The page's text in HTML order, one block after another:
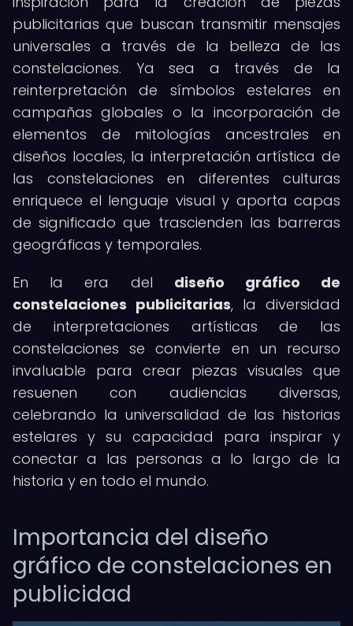
publicitarias que buscan transmitir mensajes
universales a través de la belleza de las
constelaciones. Ya sea a través de la
reinterpretación de símbolos estelares en
campañas globales o la incorporación de
elementos de mitologías ancestrales en
diseños locales, la interpretación artística de
las constelaciones en diferentes culturas
enriquece el lenguaje visual y aporta capas
de significado que trascienden las barreras
geográficas y temporales.
En la era del diseño gráfico de
constelaciones publicitarias, la diversidad
de interpretaciones artísticas de las
constelaciones se convierte en un recurso
invaluable para crear piezas visuales que
resuenen con audiencias diversas,
celebrando la universalidad de las historias
estelares y su capacidad para inspirar y
conectar a las personas a lo largo de la
historia y en todo el mundo.
Importancia del diseño
gráfico de constelaciones en
publicidad